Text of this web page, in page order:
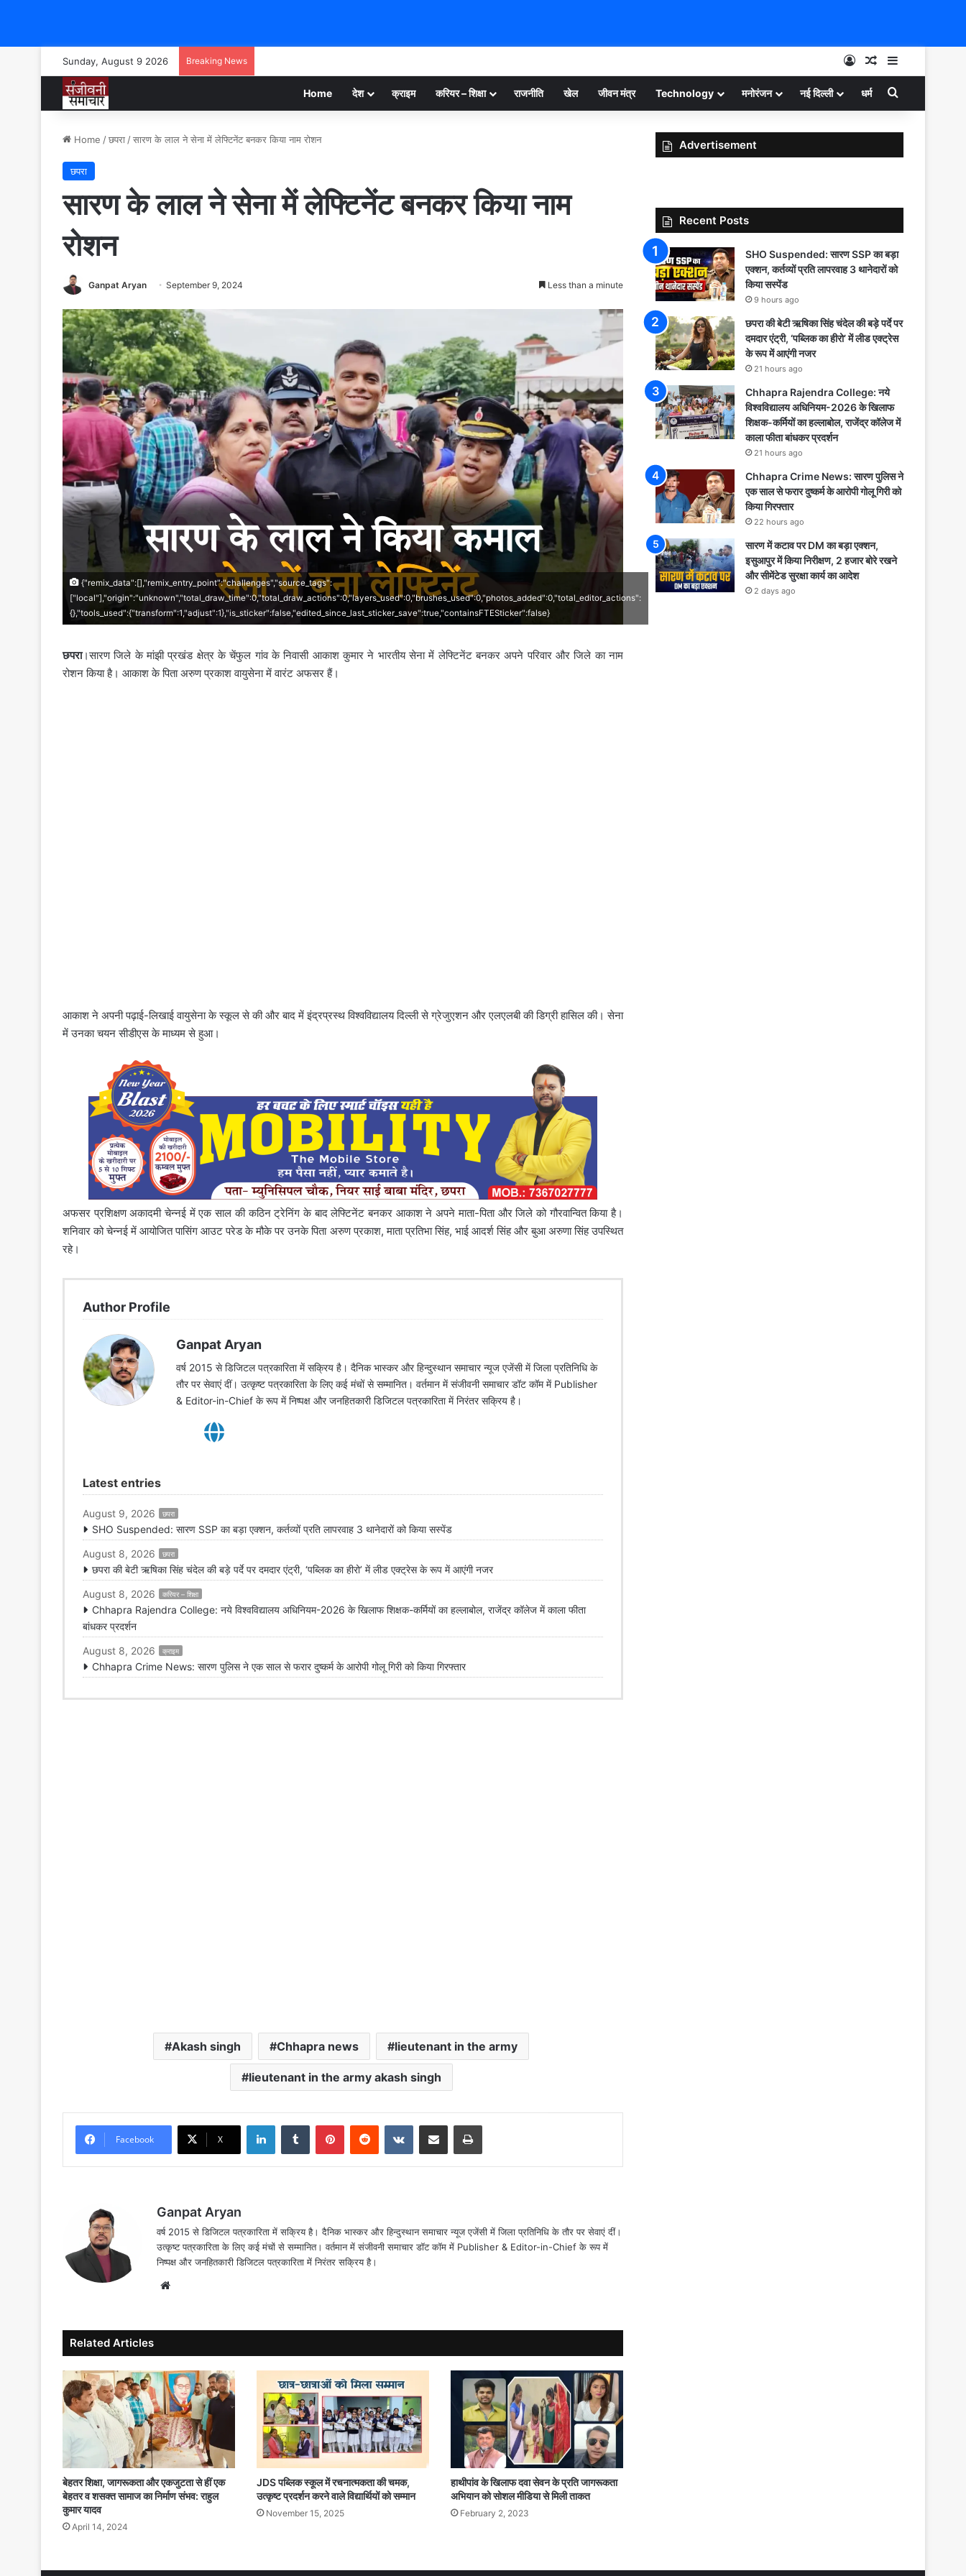
Sunday, August 9 2026 Breaking News Log InRandom Article
Sidebar
Home देश क्राइम करियर – शिक्षा राजनीति खेल जीवन मंत्र Technology मनोरंजन नई दिल्ली धर्म Search for
Home /छपरा /सारण के लाल ने सेना में लेफ्टिनेंट बनकर किया नाम रोशन
छपरा
सारण के लाल ने सेना में लेफ्टिनेंट बनकर किया नाम
रोशन
Ganpat Aryan September 9, 2024 Less than a minute
{"remix_data":[],"remix_entry_point":"challenges","source_tags":
["local"],"origin":"unknown","total_draw_time":0,"total_draw_actions":0,"layers_used":0,"brushes_used":0,"photos_added":0,"total_editor_actions":
{},"tools_used":{"transform":1,"adjust":1},"is_sticker":false,"edited_since_last_sticker_save":true,"containsFTESticker":false}
छपरा।सारण जिले के मांझी प्रखंड क्षेत्र के चेंफुल गांव के निवासी आकाश कुमार ने भारतीय सेना में लेफ्टिनेंट बनकर अपने परिवार और जिले का नाम
रोशन किया है। आकाश के पिता अरुण प्रकाश वायुसेना में वारंट अफसर हैं।
आकाश ने अपनी पढ़ाई-लिखाई वायुसेना के स्कूल से की और बाद में इंद्रप्रस्थ विश्वविद्यालय दिल्ली से ग्रेजुएशन और एलएलबी की डिग्री हासिल की। सेना
में उनका चयन सीडीएस के माध्यम से हुआ।
अफसर प्रशिक्षण अकादमी चेन्नई में एक साल की कठिन ट्रेनिंग के बाद लेफ्टिनेंट बनकर आकाश ने अपने माता-पिता और जिले को गौरवान्वित किया है।
शनिवार को चेन्नई में आयोजित पासिंग आउट परेड के मौके पर उनके पिता अरुण प्रकाश, माता प्रतिभा सिंह, भाई आदर्श सिंह और बुआ अरुणा सिंह उपस्थित
रहे।
Author Profile
Ganpat Aryan
वर्ष 2015 से डिजिटल पत्रकारिता में सक्रिय है। दैनिक भास्कर और हिन्दुस्थान समाचार न्यूज एजेंसी में जिला प्रतिनिधि के
तौर पर सेवाएं दीं। उत्कृष्ट पत्रकारिता के लिए कई मंचों से सम्मानित। वर्तमान में संजीवनी समाचार डॉट कॉम में Publisher
& Editor-in-Chief के रूप में निष्पक्ष और जनहितकारी डिजिटल पत्रकारिता में निरंतर सक्रिय है।
Latest entries
August 9, 2026 छपरा
SHO Suspended: सारण SSP का बड़ा एक्शन, कर्तव्यों प्रति लापरवाह 3 थानेदारों को किया सस्पेंड
August 8, 2026
छपरा
छपरा की बेटी ऋषिका सिंह चंदेल की बड़े पर्दे पर दमदार एंट्री, ‘पब्लिक का हीरो’ में लीड एक्ट्रेस के रूप में आएंगी नजर
August 8, 2026
करियर – शिक्षा
Chhapra Rajendra College: नये विश्वविद्यालय अधिनियम-2026 के खिलाफ शिक्षक-कर्मियों का हल्लाबोल, राजेंद्र कॉलेज में काला फीता
बांधकर प्रदर्शन
August 8, 2026
क्राइम
Chhapra Crime News: सारण पुलिस ने एक साल से फरार दुष्कर्म के आरोपी गोलू गिरी को किया गिरफ्तार
Akash singh Chhapra news lieutenant in the army
lieutenant in the army akash singh
Facebook X
LinkedInTumblr PinterestReddit VKontakteShare via Email Print
Ganpat Aryan
वर्ष 2015 से डिजिटल पत्रकारिता में सक्रिय है। दैनिक भास्कर और हिन्दुस्थान समाचार न्यूज एजेंसी में जिला प्रतिनिधि के तौर पर सेवाएं दीं।
उत्कृष्ट पत्रकारिता के लिए कई मंचों से सम्मानित। वर्तमान में संजीवनी समाचार डॉट कॉम में Publisher & Editor-in-Chief के रूप में
निष्पक्ष और जनहितकारी डिजिटल पत्रकारिता में निरंतर सक्रिय है।
Related Articles
बेहतर शिक्षा, जागरूकता और एकजुटता से हीं एक
बेहतर व शसक्त सामाज का निर्माण संभव: राहुल
कुमार यादव
April 14, 2024
JDS पब्लिक स्कूल में रचनात्मकता की चमक,
उत्कृष्ट प्रदर्शन करने वाले विद्यार्थियों को सम्मान
November 15, 2025
हाथीपांव के खिलाफ दवा सेवन के प्रति जागरूकता
अभियान को सोशल मीडिया से मिली ताकत
February 2, 2023
Advertisement
Recent Posts
SHO Suspended: सारण SSP का बड़ा
एक्शन, कर्तव्यों प्रति लापरवाह 3 थानेदारों को
किया सस्पेंड
9 hours ago
छपरा की बेटी ऋषिका सिंह चंदेल की बड़े पर्दे पर
दमदार एंट्री, ‘पब्लिक का हीरो’ में लीड एक्ट्रेस
के रूप में आएंगी नजर
21 hours ago
Chhapra Rajendra College: नये
विश्वविद्यालय अधिनियम-2026 के खिलाफ
शिक्षक-कर्मियों का हल्लाबोल, राजेंद्र कॉलेज में
काला फीता बांधकर प्रदर्शन
21 hours ago
Chhapra Crime News: सारण पुलिस ने
एक साल से फरार दुष्कर्म के आरोपी गोलू गिरी को
किया गिरफ्तार
22 hours ago
सारण में कटाव पर DM का बड़ा एक्शन,
इसुआपुर में किया निरीक्षण, 2 हजार बोरे रखने
और सीमेंटेड सुरक्षा कार्य का आदेश
2 days ago